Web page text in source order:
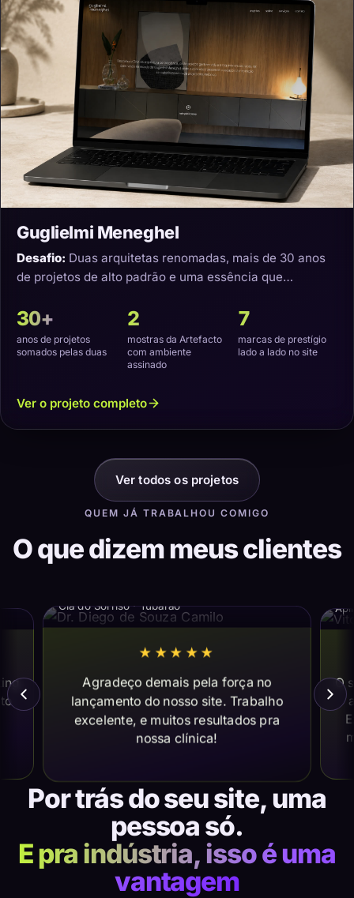
Guglielmi Meneghel
Desafio: Duas arquitetas renomadas, mais de 30 anos
de projetos de alto padrão e uma essência que
30+
anos de projetos
somados pelas duas
2
mostras da Artefacto
com ambiente
assinado
7
marcas de prestígio
lado a lado no site
Ver o projeto completo
Ver todos os projetos
QUEM JÁ TRABALHOU COMIGO
O que dizem meus clientes
Cia do Sorriso · Tubarão
★★★★★
Agradeço demais pela força no
lançamento do nosso site. Trabalho
excelente, e muitos resultados pra
nossa clínica!
O
Por trás do seu site, uma
pessoa só.
E pra indústria, isso é uma
vantagem